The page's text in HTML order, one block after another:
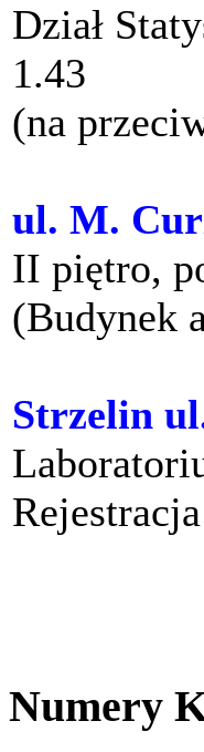
Dział
1.43
(na
ul. M.
II piętro,
(Budynek
Strzelin
Numery